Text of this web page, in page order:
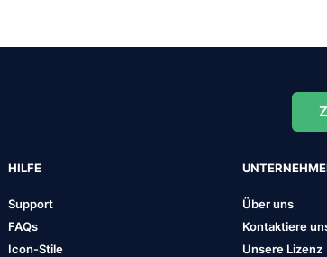
HILFE
Support
FAQs
Icon-Stile
Über uns
Kontaktiere
Unsere Lizenz